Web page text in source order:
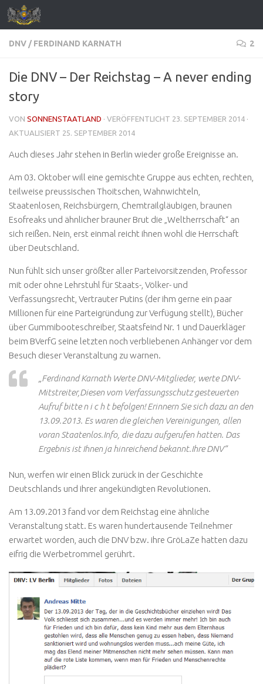
Zum Inhalt springen
DNV / FERDINAND KARNATH 2
Die DNV – Der Reichstag – A never ending
story
VON SONNENSTAATLAND · VERÖFFENTLICHT 23. SEPTEMBER 2014 ·
AKTUALISIERT 25. SEPTEMBER 2014
Auch dieses Jahr stehen in Berlin wieder große Ereignisse an.
Am 03. Oktober will eine gemischte Gruppe aus echten, rechten,
teilweise preussischen Thoitschen, Wahnwichteln,
Staatenlosen, Reichsbürgern, Chemtrailgläubigen, braunen
Esofreaks und ähnlicher brauner Brut die „Weltherrschaft“ an
sich reißen. Nein, erst einmal reicht ihnen wohl die Herrschaft
über Deutschland.
Nun fühlt sich unser größter aller Parteivorsitzenden, Professor
mit oder ohne Lehrstuhl für Staats-, Völker- und
Verfassungsrecht, Vertrauter Putins (der ihm gerne ein paar
Millionen für eine Parteigründung zur Verfügung stellt), Bücher
über Gummibooteschreiber, Staatsfeind Nr. 1 und Dauerkläger
beim BVerfG seine letzten noch verbliebenen Anhänger vor dem
Besuch dieser Veranstaltung zu warnen.
„Ferdinand Karnath Werte DNV-Mitglieder, werte DNV-
Mitstreiter,Diesen vom Verfassungsschutz gesteuerten
Aufruf bitte n i c h t befolgen! Erinnern Sie sich dazu an den
13.09.2013. Es waren die gleichen Vereinigungen, allen
voran Staatenlos.Info, die dazu aufgerufen hatten. Das
Ergebnis ist Ihnen ja hinreichend bekannt.Ihre DNV”
Nun, werfen wir einen Blick zurück in der Geschichte
Deutschlands und ihrer angekündigten Revolutionen.
Am 13.09.2013 fand vor dem Reichstag eine ähnliche
Veranstaltung statt. Es waren hundertausende Teilnehmer
erwartet worden, auch die DNV bzw. ihre GröLaZe hatten dazu
eifrig die Werbetrommel gerührt.